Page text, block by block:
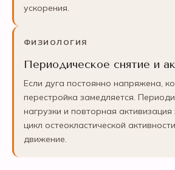
ускорения.
ФИЗИОЛОГИЯ
Периодическое снятие и
Если дуга постоянно напряжена,
перестройка замедляется.
нагрузки и повторная
цикл остеокластической
движение.